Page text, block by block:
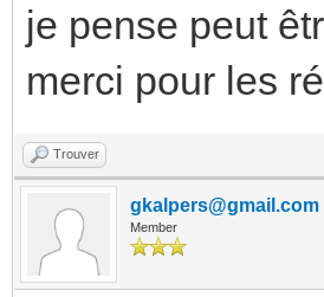
je pense peut
merci pour les
Trouver
gkalpers@gmail.com
Member